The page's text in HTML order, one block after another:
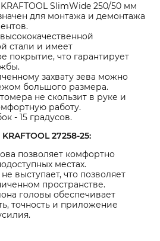
SlimWide 250/50 мм
для монтажа и демонтажа
стали и имеет
покрытие, что гарантирует
захвату зева можно
большого размера.
не скользит в руке и
работу.
- 15 градусов.
27258-25:
позволяет комфортно
местах.
выступает, что позволяет
пространстве.
головы обеспечивает
точность и приложение